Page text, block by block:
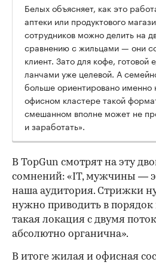
Белых объясняет, как это
аптеки или продуктового
сотрудников можно делить на
сравнению с жильцами — они
клиент. Зато для кофе, готовой
ланчами уже целевой. А
больше ориентировано именно
офисном кластере такой
смешанном вполне может не
и заработать».
В TopGun смотрят на эту
сомнений: «IT, мужчины —
наша аудитория. Стрижки
нужно приводить в порядок
такая локация с двумя
абсолютно органична».
В итоге жилая и офисная